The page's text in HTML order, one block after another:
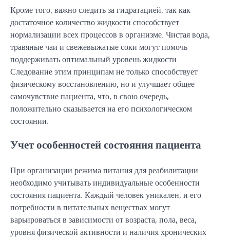
Кроме того, важно следить за гидратацией, так как
достаточное количество жидкости способствует
нормализации всех процессов в организме. Чистая вода,
травяные чаи и свежевыжатые соки могут помочь
поддерживать оптимальный уровень жидкости.
Следование этим принципам не только способствует
физическому восстановлению, но и улучшает общее
самочувствие пациента, что, в свою очередь,
положительно сказывается на его психологическом
состоянии.
Учет особенностей состояния пациента
При организации режима питания для реабилитации
необходимо учитывать индивидуальные особенности
состояния пациента. Каждый человек уникален, и его
потребности в питательных веществах могут
варьироваться в зависимости от возраста, пола, веса,
уровня физической активности и наличия хронических